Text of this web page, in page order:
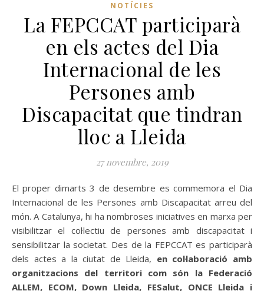
NOTÍCIES
La FEPCCAT participarà
en els actes del Dia
Internacional de les
Persones amb
Discapacitat que tindran
lloc a Lleida
27 novembre, 2019
El proper dimarts 3 de desembre es commemora el Dia
Internacional de les Persones amb Discapacitat arreu del
món. A Catalunya, hi ha nombroses iniciatives en marxa per
visibilitzar el col·lectiu de persones amb discapacitat i
sensibilitzar la societat. Des de la FEPCCAT es participarà
dels actes a la ciutat de Lleida, en col·laboració amb
organitzacions del territori com són la Federació
ALLEM, ECOM, Down Lleida, FESalut, ONCE Lleida i